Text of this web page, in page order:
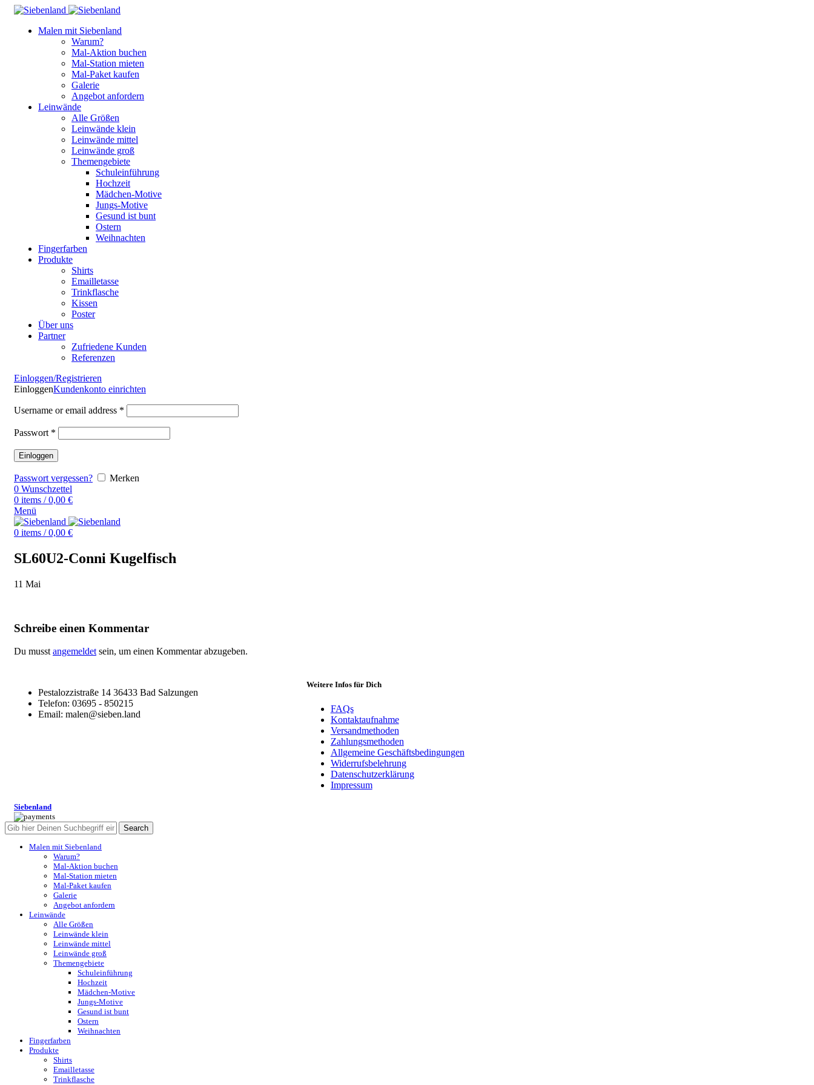
Malen mit Siebenland
Warum?
Mal-Aktion buchen
Mal-Station mieten
Mal-Paket kaufen
Galerie
Angebot anfordern
Leinwände
Alle Größen
Leinwände klein
Leinwände mittel
Leinwände groß
Themengebiete
Schuleinführung
Hochzeit
Mädchen-Motive
Jungs-Motive
Gesund ist bunt
Ostern
Weihnachten
Fingerfarben
Produkte
Shirts
Emailletasse
Trinkflasche
Kissen
Poster
Über uns
Partner
Zufriedene Kunden
Referenzen
Einloggen/Registrieren
EinloggenKundenkonto einrichten
Username or email address *
Passwort *
Einloggen
Passwort vergessen?
Merken
0 Wunschzettel
0 items / 0,00 €
Menü
0 items / 0,00 €
SL60U2-Conni Kugelfisch
11 Mai
Schreibe einen Kommentar
Du musst angemeldet sein, um einen Kommentar abzugeben.
Pestalozzistraße 14 36433 Bad Salzungen
Telefon: 03695 - 850215
Email: malen@sieben.land
Weitere Infos für Dich
FAQs
Kontaktaufnahme
Versandmethoden
Zahlungsmethoden
Allgemeine Geschäftsbedingungen
Widerrufsbelehrung
Datenschutzerklärung
Impressum
Siebenland
Search
Malen mit Siebenland
Warum?
Mal-Aktion buchen
Mal-Station mieten
Mal-Paket kaufen
Galerie
Angebot anfordern
Leinwände
Alle Größen
Leinwände klein
Leinwände mittel
Leinwände groß
Themengebiete
Schuleinführung
Hochzeit
Mädchen-Motive
Jungs-Motive
Gesund ist bunt
Ostern
Weihnachten
Fingerfarben
Produkte
Shirts
Emailletasse
Trinkflasche